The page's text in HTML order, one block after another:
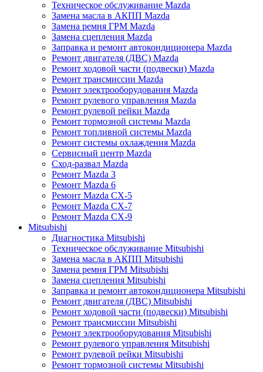
Техническое обслуживание Mazda
Замена масла в АКПП Mazda
Замена ремня ГРМ Mazda
Замена сцепления Mazda
Заправка и ремонт автокондиционера Mazda
Ремонт двигателя (ДВС) Mazda
Ремонт ходовой части (подвески) Mazda
Ремонт трансмиссии Mazda
Ремонт электрооборудования Mazda
Ремонт рулевого управления Mazda
Ремонт рулевой рейки Mazda
Ремонт тормозной системы Mazda
Ремонт топливной системы Mazda
Ремонт системы охлаждения Mazda
Сервисный центр Mazda
Сход-развал Mazda
Ремонт Mazda 3
Ремонт Mazda 6
Ремонт Mazda CX-5
Ремонт Mazda CX-7
Ремонт Mazda CX-9
Mitsubishi
Диагностика Mitsubishi
Техническое обслуживание Mitsubishi
Замена масла в АКПП Mitsubishi
Замена ремня ГРМ Mitsubishi
Замена сцепления Mitsubishi
Заправка и ремонт автокондиционера Mitsubishi
Ремонт двигателя (ДВС) Mitsubishi
Ремонт ходовой части (подвески) Mitsubishi
Ремонт трансмиссии Mitsubishi
Ремонт электрооборудования Mitsubishi
Ремонт рулевого управления Mitsubishi
Ремонт рулевой рейки Mitsubishi
Ремонт тормозной системы Mitsubishi